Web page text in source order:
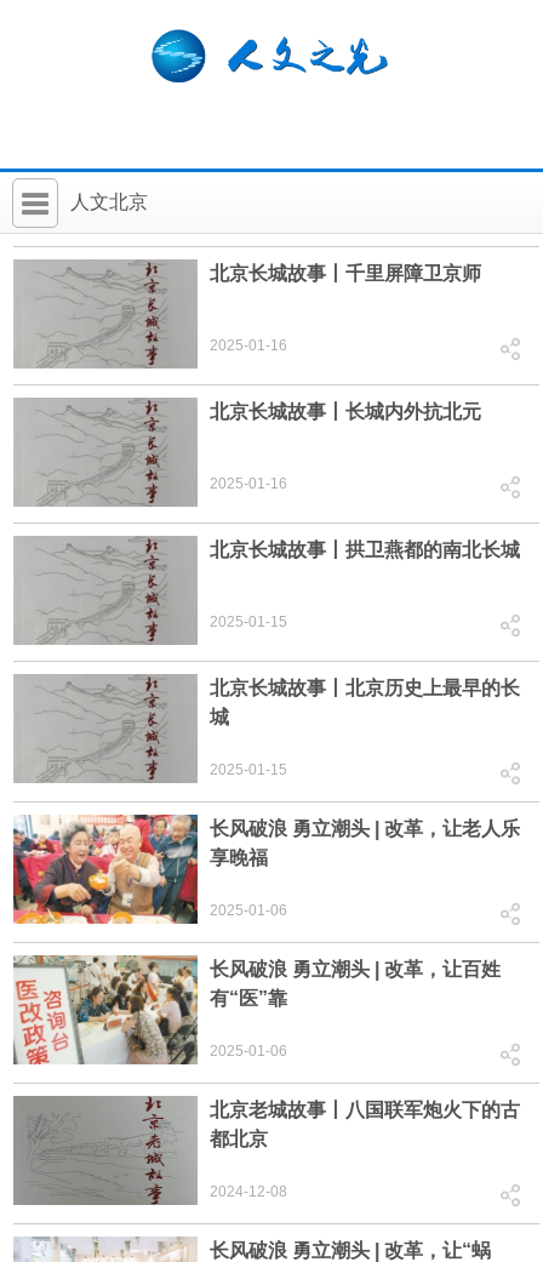
人文北京
首 页
社科要闻
人文北京
社科卡片
社科讲堂
科普活动
北京长城故事丨千里屏障卫京师
2025-01-16
北京长城故事丨长城内外抗北元
2025-01-16
北京长城故事丨拱卫燕都的南北长城
2025-01-15
北京长城故事丨北京历史上最早的长
城
2025-01-15
长风破浪 勇立潮头 | 改革，让老人乐
享晚福
2025-01-06
长风破浪 勇立潮头 | 改革，让百姓
有“医”靠
2025-01-06
北京老城故事丨八国联军炮火下的古
都北京
2024-12-08
长风破浪 勇立潮头 | 改革，让“蜗